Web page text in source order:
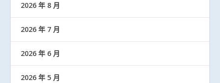
2026 年 8 月
2026 年 7 月
2026 年 6 月
2026 年 5 月